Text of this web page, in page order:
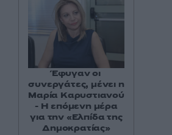
Έφυγαν οι
συνεργάτες, μένει η
Μαρία Καρυστιανού
- Η επόμενη μέρα
για την «Ελπίδα της
Δημοκρατίας»